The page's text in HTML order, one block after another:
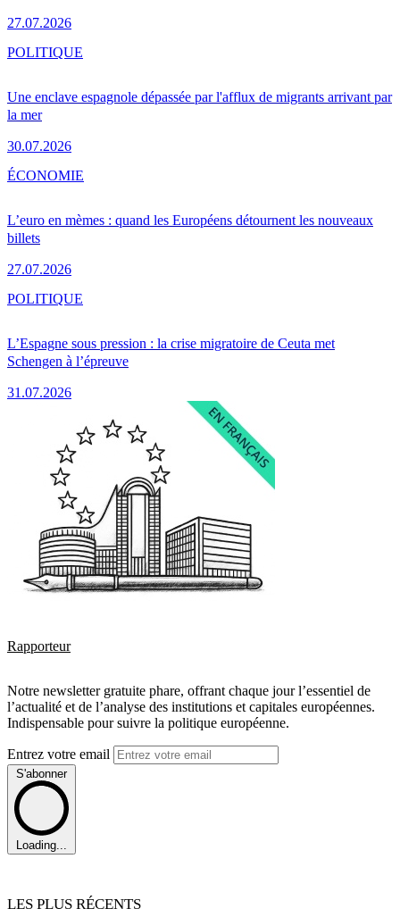
27.07.2026
Une enclave espagnole dépassée par l'afflux de migrants arrivant par
la mer
30.07.2026
POLITIQUE
L’euro en mèmes : quand les Européens détournent les nouveaux
billets
27.07.2026
ÉCONOMIE
L’Espagne sous pression : la crise migratoire de Ceuta met
Schengen à l’épreuve
31.07.2026
POLITIQUE
Rapporteur
Notre newsletter gratuite phare, offrant chaque jour l’essentiel de
l’actualité et de l’analyse des institutions et capitales européennes.
Indispensable pour suivre la politique européenne.
Entrez votre email
S'abonner
Loading...
LES PLUS RÉCENTS